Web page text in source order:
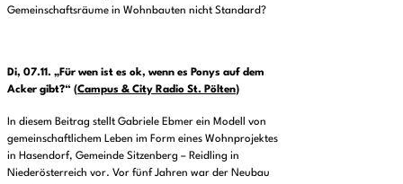
Gemeinschaftsräume in Wohnbauten nicht Standard?
Di, 07.11. „Für wen ist es ok, wenn es Ponys auf dem
Acker gibt?“ (Campus & City Radio St. Pölten)
In diesem Beitrag stellt Gabriele Ebmer ein Modell von
gemeinschaftlichem Leben im Form eines Wohnprojektes
in Hasendorf, Gemeinde Sitzenberg – Reidling in
Niederösterreich vor. Vor fünf Jahren war der Neubau